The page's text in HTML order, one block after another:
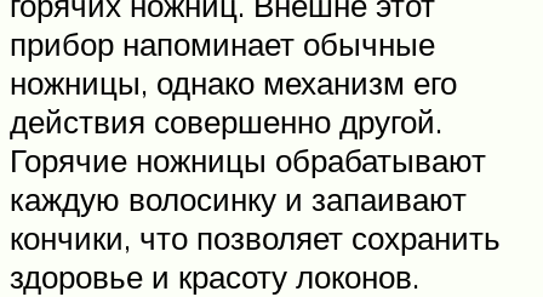
прибор напоминает обычные
ножницы, однако механизм его
действия совершенно другой.
Горячие ножницы обрабатывают
каждую волосинку и запаивают
кончики, что позволяет сохранить
здоровье и красоту локонов.